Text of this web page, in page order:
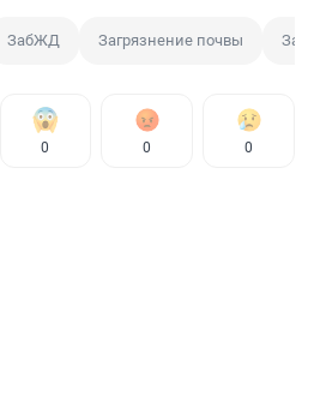
ЗабЖД Загрязнение почвы
0 0 0